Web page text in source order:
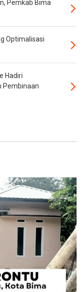
Pemkab Bima
Optimalisasi
Hadiri
Pembinaan